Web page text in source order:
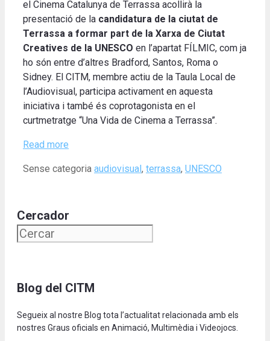
el Cinema Catalunya de Terrassa acollirà la
presentació de la candidatura de la ciutat de
Terrassa a formar part de la Xarxa de Ciutat
Creatives de la UNESCO en l’apartat FÍLMIC, com ja
ho són entre d’altres Bradford, Santos, Roma o
Sidney. El CITM, membre actiu de la Taula Local de
l’Audiovisual, participa activament en aquesta
iniciativa i també és coprotagonista en el
curtmetratge “Una Vida de Cinema a Terrassa”.
Read more
Categories
Sense categoria Tags
audiovisual, terrassa, UNESCO
Cercador
Blog del CITM
Segueix al nostre Blog tota l’actualitat relacionada amb els
nostres Graus oficials en Animació, Multimèdia i Videojocs.